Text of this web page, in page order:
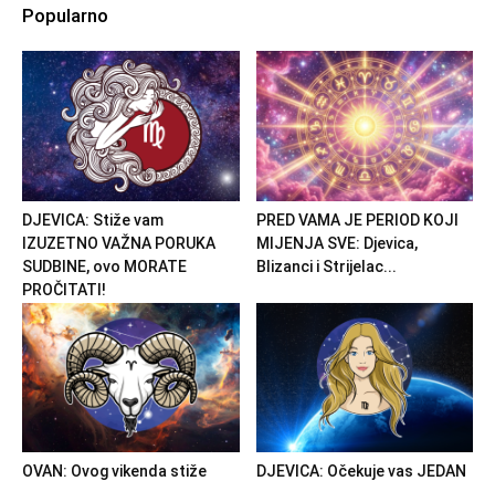
Popularno
DJEVICA: Stiže vam
IZUZETNO VAŽNA PORUKA
SUDBINE, ovo MORATE
PROČITATI!
PRED VAMA JE PERIOD KOJI
MIJENJA SVE: Djevica,
Blizanci i Strijelac...
OVAN: Ovog vikenda stiže
DJEVICA: Očekuje vas JEDAN